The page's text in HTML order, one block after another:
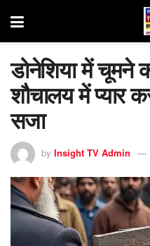
डोनेशिया में चूमने
शौचालय में प्यार
सजा
by Insight TV Admin